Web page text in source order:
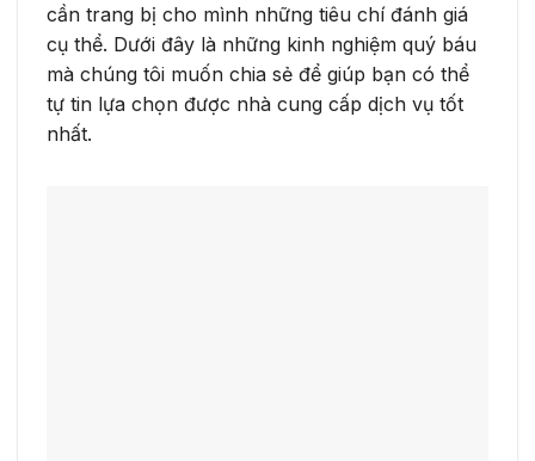
cần trang bị cho mình những tiêu chí đánh giá
cụ thể. Dưới đây là những kinh nghiệm quý báu
mà chúng tôi muốn chia sẻ để giúp bạn có thể
tự tin lựa chọn được nhà cung cấp dịch vụ tốt
nhất.